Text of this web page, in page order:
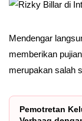
Mendengar
memberikan
merupakan salah
Pemotretan